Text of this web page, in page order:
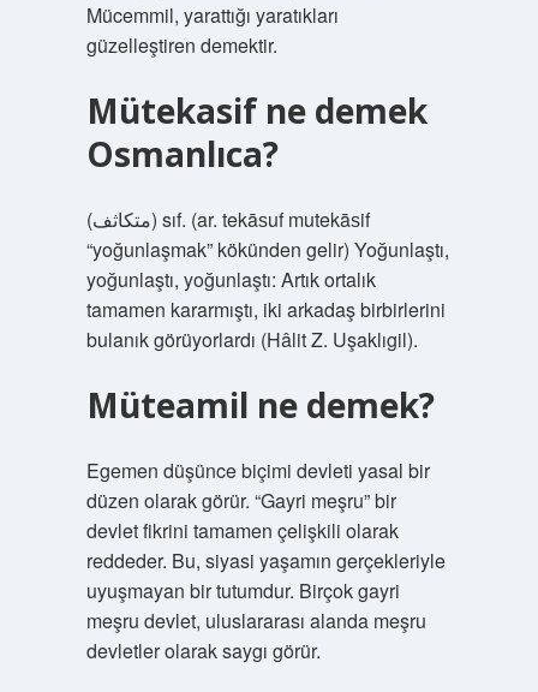
Mücemmil, yarattığı yaratıkları
güzelleştiren demektir.
Mütekasif ne demek
Osmanlıca?
(ﻣﺘﻜﺎﺛﻒ) sıf. (ar. tekāѕuf mutekāѕif
“yoğunlaşmak” kökünden gelir) Yoğunlaştı,
yoğunlaştı, yoğunlaştı: Artık ortalık
tamamen kararmıştı, iki arkadaş birbirlerini
bulanık görüyorlardı (Hâlit Z. Uşaklıgil).
Müteamil ne demek?
Egemen düşünce biçimi devleti yasal bir
düzen olarak görür. “Gayri meşru” bir
devlet fikrini tamamen çelişkili olarak
reddeder. Bu, siyasi yaşamın gerçekleriyle
uyuşmayan bir tutumdur. Birçok gayri
meşru devlet, uluslararası alanda meşru
devletler olarak saygı görür.